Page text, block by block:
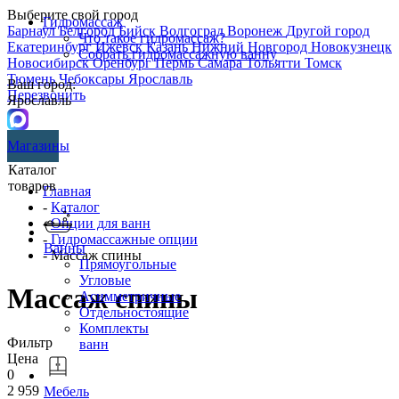
Выберите свой город
БарнаулБелгородБийск ВолгоградВоронеж Другой город
ЕкатеринбургИжевскКазаньНижний Новгород Новокузнецк
НовосибирскОренбургПермьСамараТольятти Томск
ТюменьЧебоксары Ярославль
Перезвонить
Гидромассаж
Что такое гидромассаж?
Собрать гидромассажную ванну
Ваш город:
Ярославль
Магазины
Каталог
товаров
Ванны
Прямоугольные
Угловые
Асимметричные
Отдельностоящие
Комплекты
ванн
Мебель
Главная
- Каталог
-Опции для ванн
- Гидромассажные опции
- Массаж спины
Массаж спины
Фильтр
Цена
0
2 959